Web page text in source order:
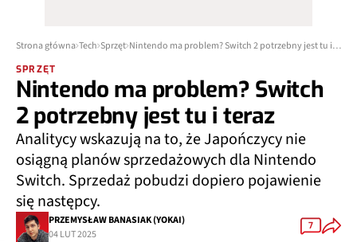
Strona główna Tech Sprzęt Nintendo ma problem? Switch 2 potrzebny jest tu i teraz
SPRZĘT
Nintendo ma problem? Switch
2 potrzebny jest tu i teraz
Analitycy wskazują na to, że Japończycy nie
osiągną planów sprzedażowych dla Nintendo
Switch. Sprzedaż pobudzi dopiero pojawienie
się następcy.
PRZEMYSŁAW BANASIAK (YOKAI)
04 LUT 2025
7